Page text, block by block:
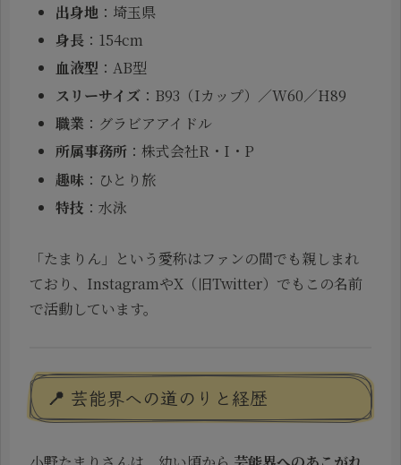
出身地 ：埼玉県
身長 ：154cm
血液型 ：AB型
スリーサイズ ：B93（Iカップ）／W60／H89
職業 ：グラビアアイドル
所属事務所 ：株式会社R・I・P
趣味 ：ひとり旅
特技 ：水泳
「たまりん」という愛称はファンの間でも親しまれ
ており、InstagramやX（旧Twitter）でもこの名前
で活動しています。
📍 芸能界への道のりと経歴